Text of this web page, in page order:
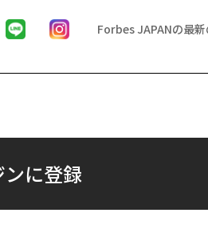
Forbes JAPANの最
に登録